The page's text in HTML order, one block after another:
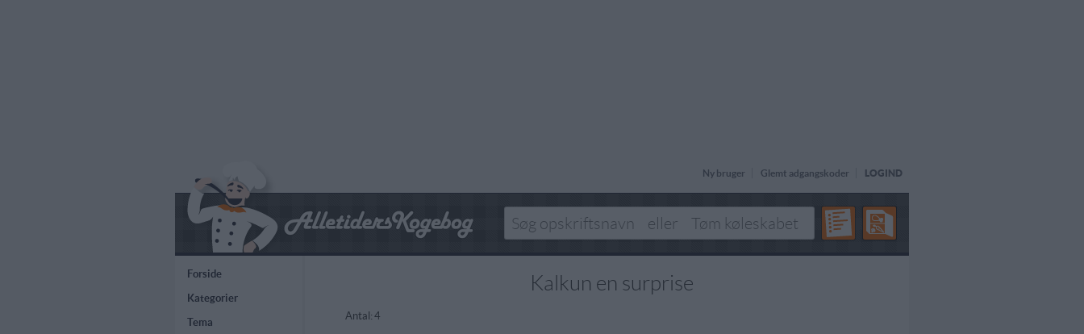
Ny bruger Glemt adgangskoder LOGIND
Forside
Kategorier
Tema
Kalkun en surprise
Antal: 4